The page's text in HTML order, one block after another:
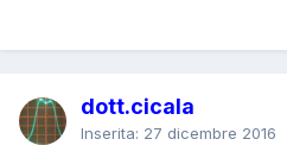
dott.cicala
Inserita: 27 dicembre 2016